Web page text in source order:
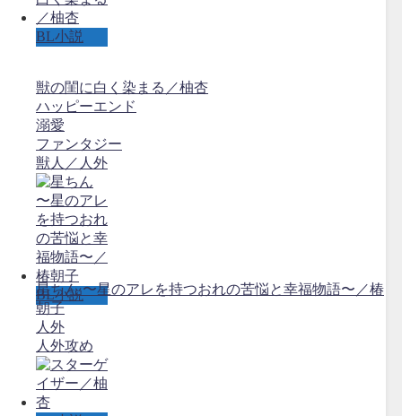
BL小説
獣の閨に白く染まる／柚杏
ハッピーエンド
溺愛
ファンタジー
獣人／人外
BL小説
星ちん 〜星のアレを持つおれの苦悩と幸福物語〜／椿
朝子
人外
人外攻め